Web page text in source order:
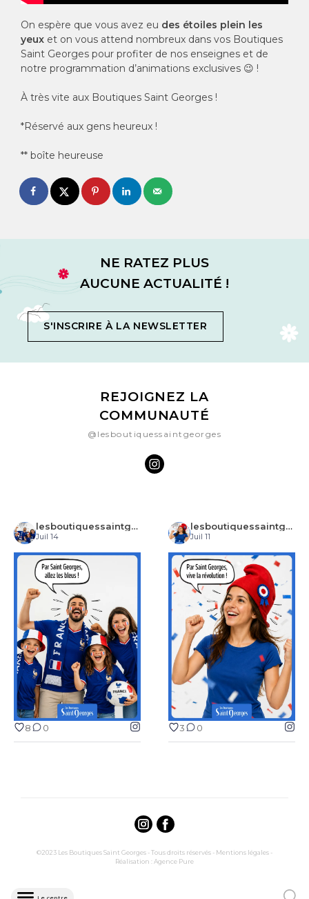
Le centre
On espère que vous avez eu des étoiles plein les
yeux et on vous attend nombreux dans vos Boutiques
Saint Georges pour profiter de nos enseignes et de
notre programmation d’animations exclusives 😉 !
À très vite aux Boutiques Saint Georges !
*Réservé aux gens heureux !
** boîte heureuse
NE RATEZ PLUS
AUCUNE ACTUALITÉ !
S'INSCRIRE À LA NEWSLETTER
REJOIGNEZ LA
COMMUNAUTÉ
@lesboutiquessaintgeorges
lesboutiquessaintgeorges
Juil 14
8 0
8 0
lesboutiquessaintgeorges
Juil 11
3 0
3 0
©2023 Les Boutiques Saint Georges - Tous droits réservés - Mentions légales -
Réalisation : Agence Pure